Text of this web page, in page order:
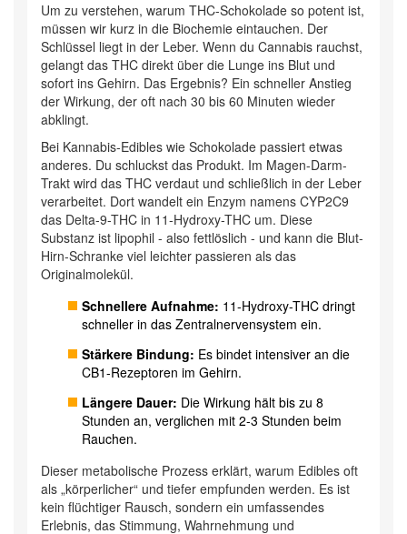
Um zu verstehen, warum THC-Schokolade so potent ist,
müssen wir kurz in die Biochemie eintauchen. Der
Schlüssel liegt in der Leber. Wenn du Cannabis rauchst,
gelangt das THC direkt über die Lunge ins Blut und
sofort ins Gehirn. Das Ergebnis? Ein schneller Anstieg
der Wirkung, der oft nach 30 bis 60 Minuten wieder
abklingt.
Bei Kannabis-Edibles wie Schokolade passiert etwas
anderes. Du schluckst das Produkt. Im Magen-Darm-
Trakt wird das THC verdaut und schließlich in der Leber
verarbeitet. Dort wandelt ein Enzym namens CYP2C9
das Delta-9-THC in 11-Hydroxy-THC um. Diese
Substanz ist lipophil - also fettlöslich - und kann die Blut-
Hirn-Schranke viel leichter passieren als das
Originalmolekül.
Schnellere Aufnahme: 11-Hydroxy-THC dringt
schneller in das Zentralnervensystem ein.
Stärkere Bindung: Es bindet intensiver an die
CB1-Rezeptoren im Gehirn.
Längere Dauer: Die Wirkung hält bis zu 8
Stunden an, verglichen mit 2-3 Stunden beim
Rauchen.
Dieser metabolische Prozess erklärt, warum Edibles oft
als „körperlicher“ und tiefer empfunden werden. Es ist
kein flüchtiger Rausch, sondern ein umfassendes
Erlebnis, das Stimmung, Wahrnehmung und